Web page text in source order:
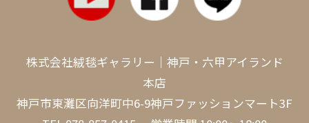
株式会社絨毯ギャラリー｜神戸・六甲アイランド
本店
神戸市東灘区向洋町中6-9神戸ファッションマート3F